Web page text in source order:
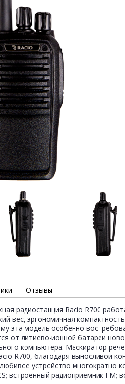
радиостанция Racio R700
вес, эргономичная
эта модель особенно
от литиево-ионной батареи
компьютера. Маскиратор
R700, благодаря выносливой
устройство многократно
встроенный радиоприёмник
Отзывы